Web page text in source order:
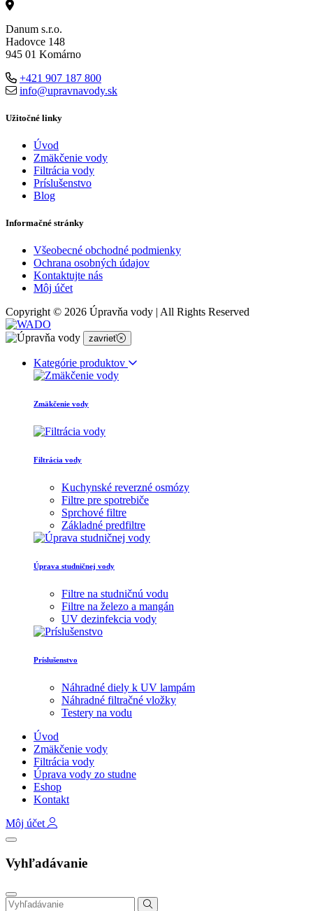
Danum s.r.o.
Hadovce 148
945 01 Komárno
+421 907 187 800
info@upravnavody.sk
Užitočné linky
Úvod
Zmäkčenie vody
Filtrácia vody
Príslušenstvo
Blog
Informačné stránky
Všeobecné obchodné podmienky
Ochrana osobných údajov
Kontaktujte nás
Môj účet
Copyright © 2026 Úpravňa vody | All Rights Reserved
zavrieť
Kategórie produktov
Zmäkčenie vody
Filtrácia vody
Kuchynské reverzné osmózy
Filtre pre spotrebiče
Sprchové filtre
Základné predfiltre
Úprava studničnej vody
Filtre na studničnú vodu
Filtre na železo a mangán
UV dezinfekcia vody
Príslušenstvo
Náhradné diely k UV lampám
Náhradné filtračné vložky
Testery na vodu
Úvod
Zmäkčenie vody
Filtrácia vody
Úprava vody zo studne
Eshop
Kontakt
Môj účet
Vyhľadávanie